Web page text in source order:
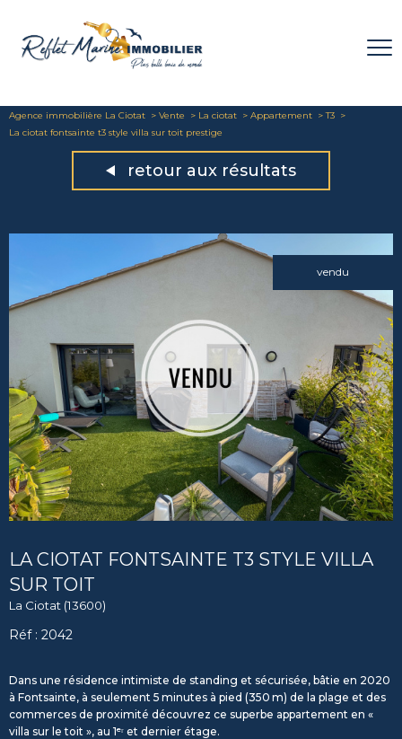
Agence immobilière La Ciotat Vente La ciotat Appartement
T3
La ciotat fontsainte t3 style villa sur toit prestige
retour aux résultats
vendu
LA CIOTAT FONTSAINTE T3 STYLE VILLA
SUR TOIT
La Ciotat (13600)
Réf : 2042
Dans une résidence intimiste de standing et sécurisée, bâtie en 2020
à Fontsainte, à seulement 5 minutes à pied (350 m) de la plage et des
commerces de proximité découvrez ce superbe appartement en «
villa sur le toit », au 1ᵉʳ et dernier étage.